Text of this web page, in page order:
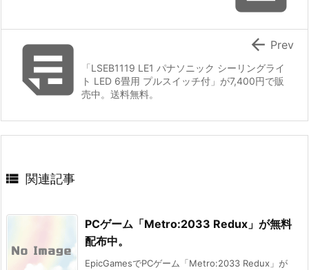

「LSEB1119 LE1 パナソニック シーリングライ
ト LED 6畳用 プルスイッチ付」が7,400円で販
売中。送料無料。
 Prev
 関連記事
PCゲーム「Metro:2033 Redux」が無料
配布中。
EpicGamesでPCゲーム「Metro:2033 Redux」が